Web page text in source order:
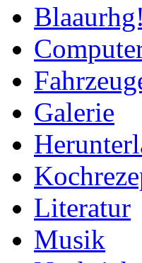
Blaaurhg!
Galerie
Literatur
Musik